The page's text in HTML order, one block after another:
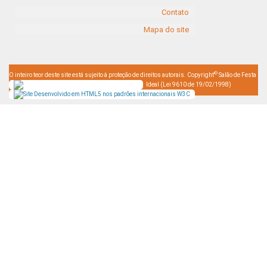
Contato
Mapa do site
O inteiro teor deste site está sujeito à proteção de direitos autorais. Copyright© Salão de Festa
Ideal (Lei 9610 de 19/02/1998)